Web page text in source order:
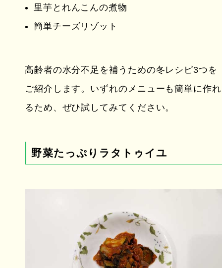
里芋とれんこんの煮物
簡単チーズリゾット
高齢者の水分不足を補うための冬レシピ3つを
ご紹介します。いずれのメニューも簡単に作れ
るため、ぜひ試してみてください。
野菜たっぷりラタトゥイユ